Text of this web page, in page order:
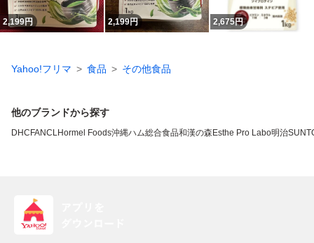
2,199円 2,199円 2,675円
Yahoo!フリマ 食品 その他食品
他のブランドから探す
DHC FANCLHormel Foods沖縄ハム総合食品和漢の森 Esthe Pro Labo明治